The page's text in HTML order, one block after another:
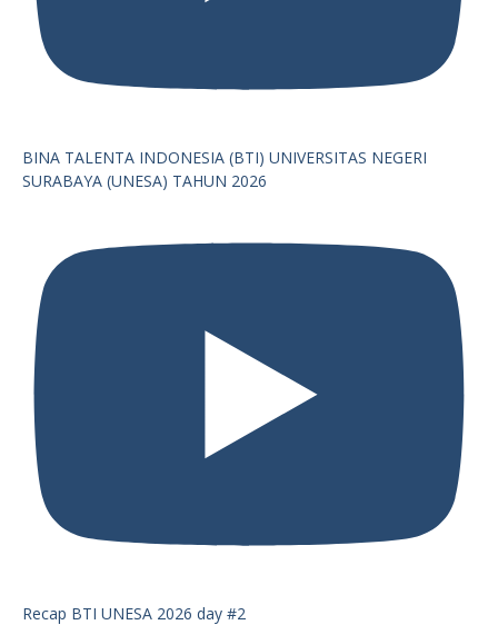
BINA TALENTA INDONESIA (BTI) UNIVERSITAS NEGERI
SURABAYA (UNESA) TAHUN 2026
Recap BTI UNESA 2026 day #2